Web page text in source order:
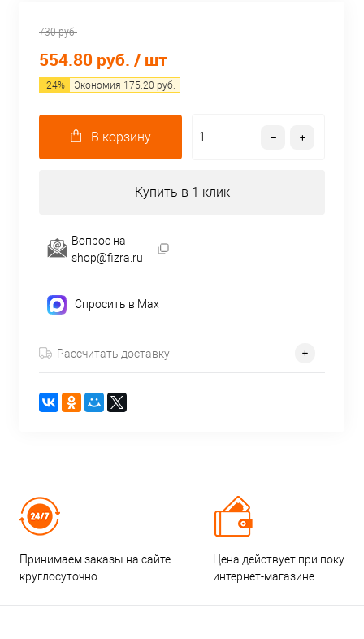
730 руб.
554.80 руб. / шт
-24% Экономия 175.20 руб.
В корзину
Купить в 1 клик
Вопрос на
shop@fizra.ru
Спросить в Max
Рассчитать доставку
Принимаем заказы на сайте
круглосуточно
Цена действует при
интернет-магазине